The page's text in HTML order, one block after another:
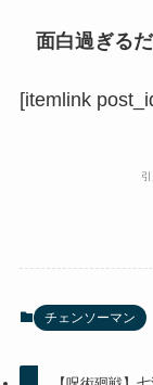
面白過ぎる
[itemlink
チェンソーマン